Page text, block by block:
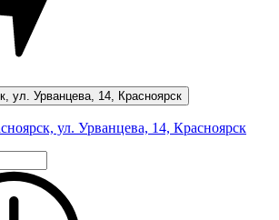
ул. Урванцева, 14, Красноярск
ул. Урванцева, 14, Красноярск